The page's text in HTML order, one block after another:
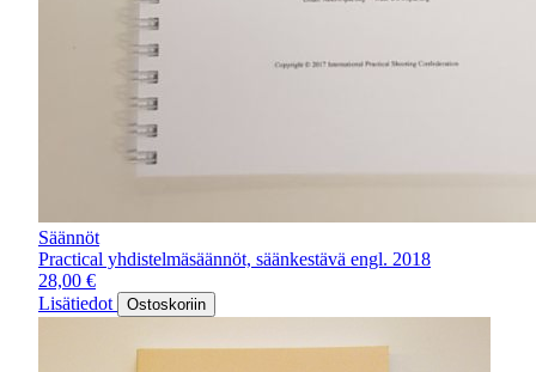
Säännöt
Practical yhdistelmäsäännöt, säänkestävä engl. 2018
28,00 €
Lisätiedot
Ostoskoriin